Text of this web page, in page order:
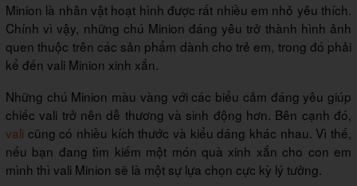
Minion là nhân vật hoạt hình được rất nhiều em nhỏ yêu thích.
Chính vì vậy, những chú Minion đáng yêu trở thành hình ảnh
quen thuộc trên các sản phẩm dành cho trẻ em, trong đó phải
kể đến vali Minion xinh xắn.
Những chú Minion màu vàng với các biểu cảm đáng yêu giúp
chiếc vali trở nên dễ thương và sinh động hơn. Bên cạnh đó,
vali cũng có nhiều kích thước và kiểu dáng khác nhau. Vì thế,
nếu bạn đang tìm kiếm một món quà xinh xắn cho con em
mình thì vali Minion sẽ là một sự lựa chọn cực kỳ lý tưởng.